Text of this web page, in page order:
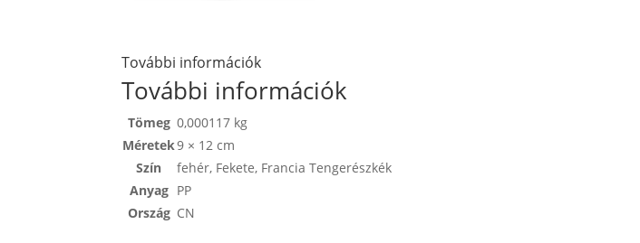
További információk
További információk
Tömeg 0,000117 kg
Méretek9 × 12 cm
Szín
fehér, Fekete, Francia Tengerészkék
Anyag PP
Ország CN